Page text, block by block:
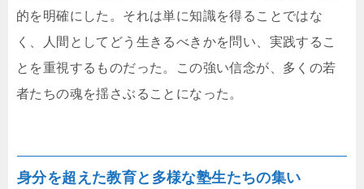
的を明確にした。それは単に知識を得ることではな
く、人間としてどう生きるべきかを問い、実践するこ
とを重視するものだった。この強い信念が、多くの若
者たちの魂を揺さぶることになった。
身分を超えた教育と多様な塾生たちの集い